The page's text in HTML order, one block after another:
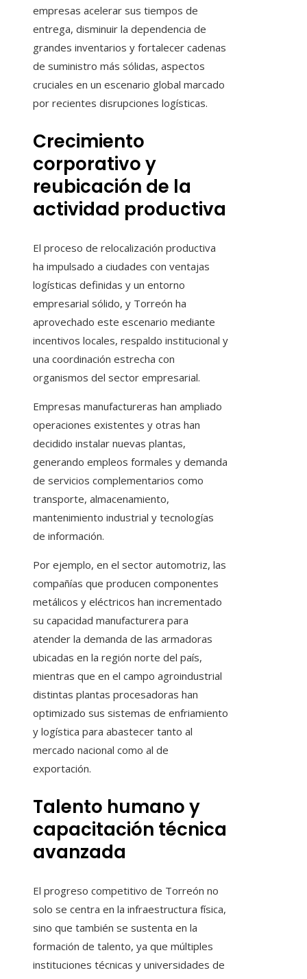
empresas acelerar sus tiempos de
entrega, disminuir la dependencia de
grandes inventarios y fortalecer cadenas
de suministro más sólidas, aspectos
cruciales en un escenario global marcado
por recientes disrupciones logísticas.
Crecimiento
corporativo y
reubicación de la
actividad productiva
El proceso de relocalización productiva
ha impulsado a ciudades con ventajas
logísticas definidas y un entorno
empresarial sólido, y Torreón ha
aprovechado este escenario mediante
incentivos locales, respaldo institucional y
una coordinación estrecha con
organismos del sector empresarial.
Empresas manufactureras han ampliado
operaciones existentes y otras han
decidido instalar nuevas plantas,
generando empleos formales y demanda
de servicios complementarios como
transporte, almacenamiento,
mantenimiento industrial y tecnologías
de información.
Por ejemplo, en el sector automotriz, las
compañías que producen componentes
metálicos y eléctricos han incrementado
su capacidad manufacturera para
atender la demanda de las armadoras
ubicadas en la región norte del país,
mientras que en el campo agroindustrial
distintas plantas procesadoras han
optimizado sus sistemas de enfriamiento
y logística para abastecer tanto al
mercado nacional como al de
exportación.
Talento humano y
capacitación técnica
avanzada
El progreso competitivo de Torreón no
solo se centra en la infraestructura física,
sino que también se sustenta en la
formación de talento, ya que múltiples
instituciones técnicas y universidades de